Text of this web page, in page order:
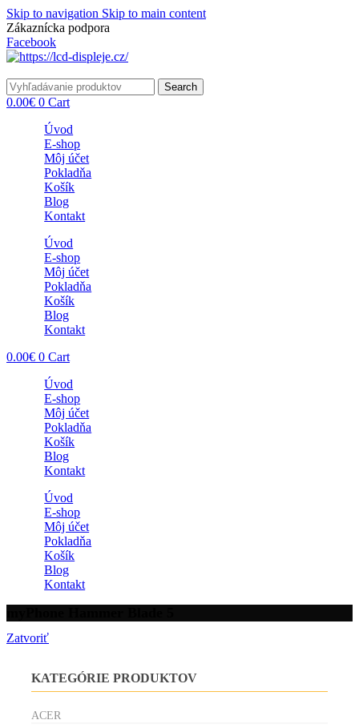
Skip to navigation Skip to main content
Zákaznícka podpora
Facebook
Search
0.00€ 0 Cart
Úvod
E-shop
Môj účet
Pokladňa
Košík
Blog
Kontakt
Úvod
E-shop
Môj účet
Pokladňa
Košík
Blog
Kontakt
0.00€ 0 Cart
Úvod
E-shop
Môj účet
Pokladňa
Košík
Blog
Kontakt
Úvod
E-shop
Môj účet
Pokladňa
Košík
Blog
Kontakt
Zatvoriť
KATEGÓRIE PRODUKTOV
ACER